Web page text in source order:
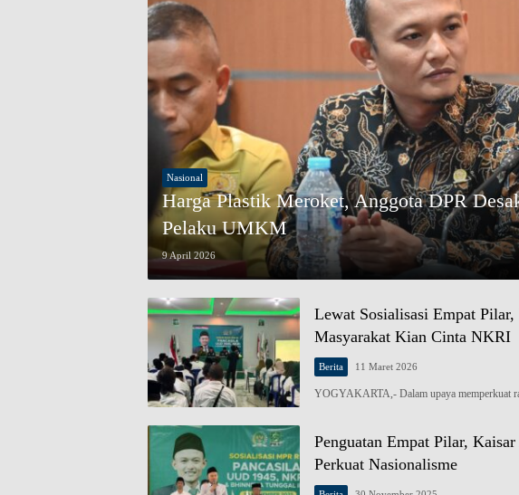
Nasional
Harga Plastik Meroket, Anggota DPR
Pelaku UMKM
9 April 2026
Lewat Sosialisasi Empat
Masyarakat Kian Cinta NKRI
Berita 11 Maret 2026
YOGYAKARTA,- Dalam upaya memperkuat
Penguatan Empat Pilar,
Perkuat Nasionalisme